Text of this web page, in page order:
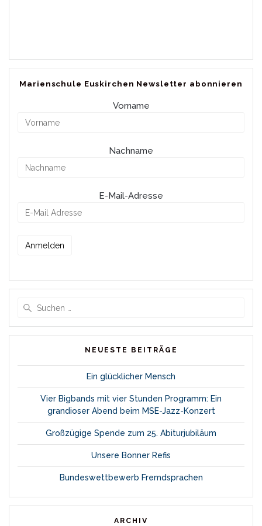
Marienschule Euskirchen Newsletter abonnieren
Vorname
Nachname
E-Mail-Adresse
NEUESTE BEITRÄGE
Ein glücklicher Mensch
Vier Bigbands mit vier Stunden Programm: Ein
grandioser Abend beim MSE-Jazz-Konzert
Großzügige Spende zum 25. Abiturjubiläum
Unsere Bonner Refis
Bundeswettbewerb Fremdsprachen
ARCHIV